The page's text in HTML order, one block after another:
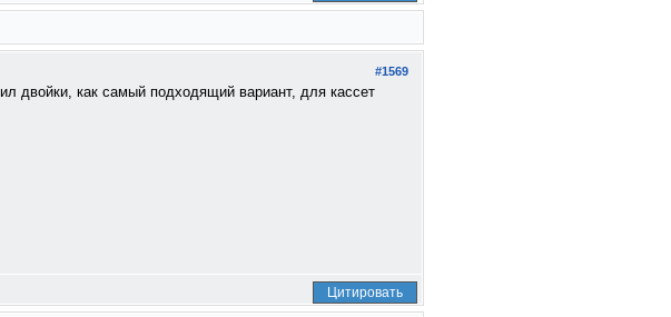
#1569
двойки, как самый подходящий вариант, для кассет
Цитировать